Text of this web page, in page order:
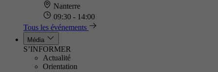
Nanterre
09:30 - 14:00
Tous les événements
Média
S’INFORMER
Actualité
Orientation